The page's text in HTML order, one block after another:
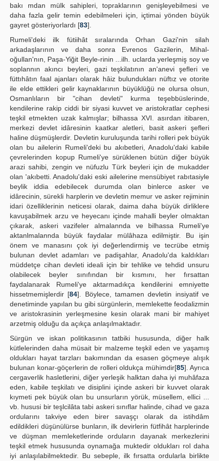
bakı mdan mülk sahipleri, topraklarının genişleyebilmesi ve
daha fazla gelir temin edebilmeleri için, içtimai yönden büyük
gayret gösteriyorlardı [83].
Rumeli'deki ilk fütiihât sıralarında Orhan Gazi'nin silah
arkadaşlarının ve daha sonra Evrenos Gazilerin, Mihal-
oğullan'nın, Paşa-Yiğit Beyle-rinin ...ilh. uclarda yerleşmiş soy ve
soplannın akıncı beyleri, gazi teşkilatının an'anevi şefleri ve
füttıhâtın faal ajanları olarak hâiz bulundukları nüftız ve otorite
ile elde ettikleri gelir kaynaklarının büyüklüğü ne olursa olsun,
Osmanlıların bir "cihan devleti" kurma teşebbüslerinde,
kendilerine rakip ciddi bir siyasi kuvvet ve aristokratlar cephesi
teşkil etmekten uzak kalmışlar; bilhassa XVI. asırdan itibaren,
merkezi devlet idâresinin kaatkar aletleri, basit askeri şefleri
haline düşmüşlerdir. Devletin kuruluşunda tarihi rolleri pek büyük
olan bu ailelerin Rumeli'deki bu akıbetleri, Anadolu'daki kabile
çevrelerinden kopup Rumeli'ye sürüklenen bütün diğer büyük
arazi sahibi, zengin ve nüfuzlu Türk beyleri için de mukadder
olan 'akıbetti. Anadolu'daki eski ailelerine mensübiyet rabıtasiyle
beylik iddia edebilecek durumda olan binlerce asker ve
idârecinin, sürekli harplerin ve devletin memur ve asker rejiminin
idari özelliklerinin neticesi olarak, daima daha büyük dirliklere
kavuşabilmek arzu ve heyecanı içinde mahalli beyler olmaktan
çıkarak, askeri vazifeler almalannda ve bilhassa Rumeli'ye
aktanlmalannda büyük faydalar mülâhaza edilmiştir. Bu işin
önem ve manasını çok iyi değerlendirmiş ve tecrübe etmiş
bulunan devlet adamları ve padişahlar, Anadolu'da kaldıkları
müddetçe cihan devleti ideali için bir tehlike ve tehdid unsuru
olabilecek beyler sınıfından bir kısmını, her fırsattan
faydalanarak Rumeli'ye aktarmadıkça kendilerini emniyette
hissetmemişlerdir [84]. Böylece, tamamen devletin insiyatif ve
denetiminde yapılan bu gibi sürgünlerin, memlekette feodalizmin
ve aristokrasinin yerleşmesine kesin olarak mani bir mahiyet
arzetmiş olduğu da açıkça anlaşılmaktadır.
Sürgün ve iskan politikasının tatbiki hususunda, diğer halk
kütlelerinden daha müsait bir malzeme teşkil eden ve yaşamış
oldukları hayat tarzları bakımından da esasen göçmeye alışık
bulunan konar-göçerlerin de rolleri oldukça mühimdir[85]. Ayrıca
cergaverlik hasletlerini, diğer yerleşik halktan daha iyi muhâfaza
eden, kabile teşkilatı ve disiplini içinde askeri bir kuvvet olarak
kıymeti pek büyük olan bu unsurların yörük, müsellem, ellici ...
vb. hususi bir teşlcilâta tabi askeri sınıflar halinde, cihad ve gaza
ordularını takviye eden birer savaşçı olarak da istihdâm
edildikleri düşünülürse bunların, ilk devirlerin fütfihât harplerinde
ve düşman memleketlerinde orduların dayanak merkezlerini
teşkil etmek hususunda oynamağa muktedir oldukları rol daha
iyi anlaşılabilmektedir. Bu sebeple, ilk fırsatta ordularla birlikte